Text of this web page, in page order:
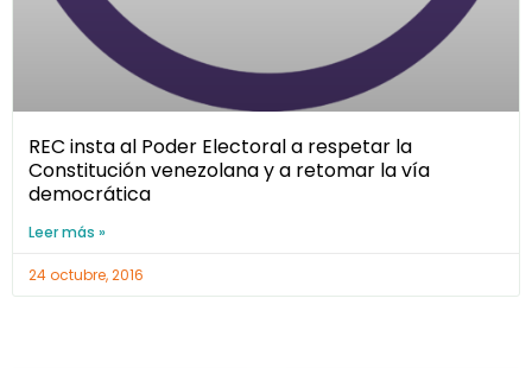
REC insta al Poder Electoral a respetar la
Constitución venezolana y a retomar la vía
democrática
Leer más »
24 octubre, 2016